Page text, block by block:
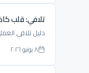
تلافي: قلب
دليل تلافي
٨ يونيو ٢٠٢٦